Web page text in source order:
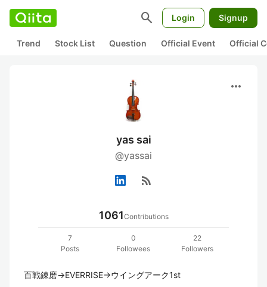
search Login Signup
Trend Stock List Question Official Event Official
more_horiz
yas sai
@yassai
rss_feed
1061Contributions
7
Posts
0
Followees
22
Followers
百戦錬磨→EVERRISE→ウイングアーク1st